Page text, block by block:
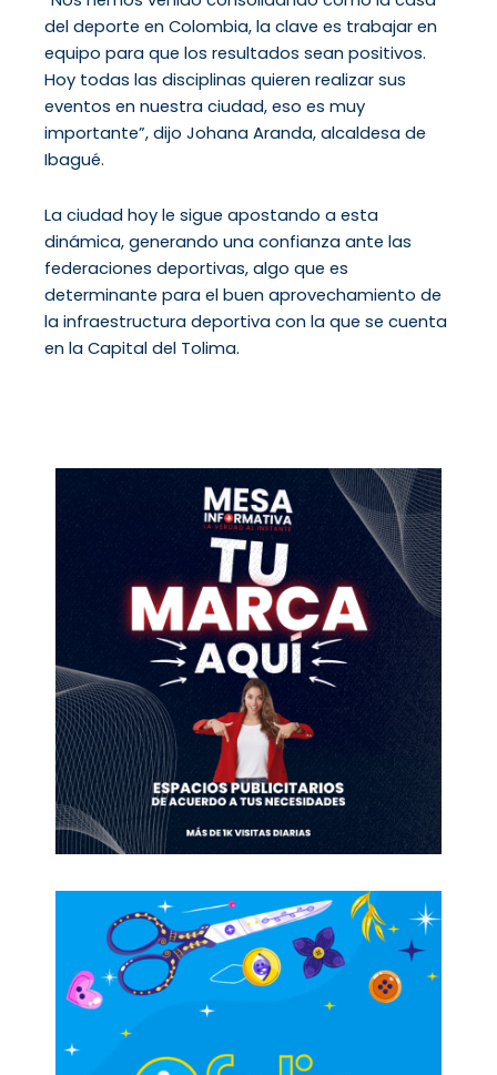
del deporte en Colombia, la clave es trabajar en
equipo para que los resultados sean positivos.
Hoy todas las disciplinas quieren realizar sus
eventos en nuestra ciudad, eso es muy
importante”, dijo Johana Aranda, alcaldesa de
Ibagué.
La ciudad hoy le sigue apostando a esta
dinámica, generando una confianza ante las
federaciones deportivas, algo que es
determinante para el buen aprovechamiento de
la infraestructura deportiva con la que se cuenta
en la Capital del Tolima.